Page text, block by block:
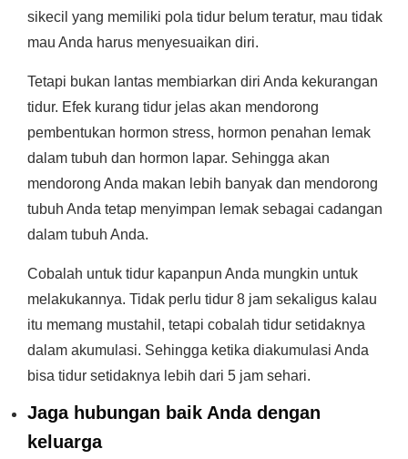
sikecil yang memiliki pola tidur belum teratur, mau tidak
mau Anda harus menyesuaikan diri.
Tetapi bukan lantas membiarkan diri Anda kekurangan
tidur. Efek kurang tidur jelas akan mendorong
pembentukan hormon stress, hormon penahan lemak
dalam tubuh dan hormon lapar. Sehingga akan
mendorong Anda makan lebih banyak dan mendorong
tubuh Anda tetap menyimpan lemak sebagai cadangan
dalam tubuh Anda.
Cobalah untuk tidur kapanpun Anda mungkin untuk
melakukannya. Tidak perlu tidur 8 jam sekaligus kalau
itu memang mustahil, tetapi cobalah tidur setidaknya
dalam akumulasi. Sehingga ketika diakumulasi Anda
bisa tidur setidaknya lebih dari 5 jam sehari.
Jaga hubungan baik Anda dengan
keluarga